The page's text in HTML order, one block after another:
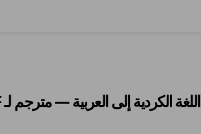
اللغة الكردية إلى العربية — مترجم لـ PDF